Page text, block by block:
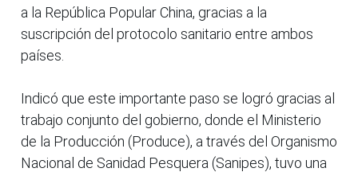
a la República Popular China, gracias a la
suscripción del protocolo sanitario entre ambos
países.
Indicó que este importante paso se logró gracias al
trabajo conjunto del gobierno, donde el Ministerio
de la Producción (Produce), a través del Organismo
Nacional de Sanidad Pesquera (Sanipes), tuvo una